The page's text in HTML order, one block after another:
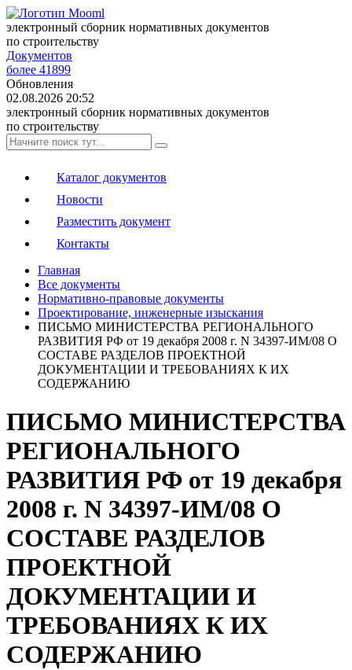
электронный сборник нормативных документов
по строительству
Документов
более 41899
Обновления
02.08.2026 20:52
электронный сборник нормативных документов
по строительству
Каталог документов
Новости
Разместить документ
Контакты
Главная
Все документы
Нормативно-правовые документы
Проектирование, инженерные изыскания
ПИСЬМО МИНИСТЕРСТВА РЕГИОНАЛЬНОГО
РАЗВИТИЯ РФ от 19 декабря 2008 г. N 34397-ИМ/08 О
СОСТАВЕ РАЗДЕЛОВ ПРОЕКТНОЙ
ДОКУМЕНТАЦИИ И ТРЕБОВАНИЯХ К ИХ
СОДЕРЖАНИЮ
ПИСЬМО МИНИСТЕРСТВА
РЕГИОНАЛЬНОГО
РАЗВИТИЯ РФ от 19 декабря
2008 г. N 34397-ИМ/08 О
СОСТАВЕ РАЗДЕЛОВ
ПРОЕКТНОЙ
ДОКУМЕНТАЦИИ И
ТРЕБОВАНИЯХ К ИХ
СОДЕРЖАНИЮ